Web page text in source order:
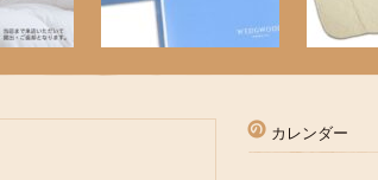
カレンダー